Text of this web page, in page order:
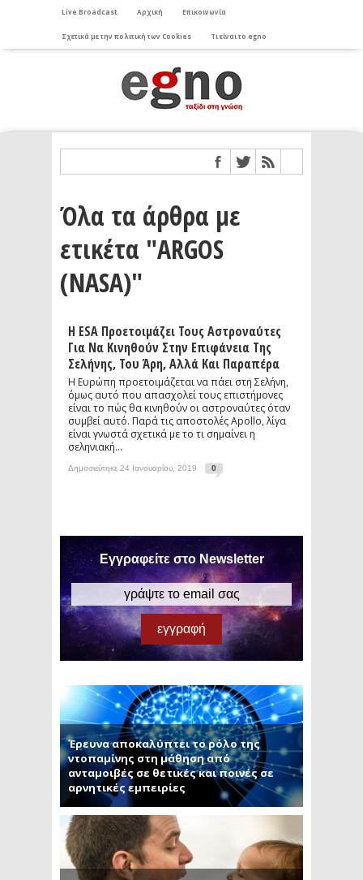
Live Broadcast Αρχική Επικοινωνία
Σχετικά με την πολιτική των Cookies Τι είναι το egno
Όλα τα άρθρα με
ετικέτα "ARGOS
(NASA)"
Η ESA Προετοιμάζει Τους Αστροναύτες
Για Να Κινηθούν Στην Επιφάνεια Της
Σελήνης, Του Άρη, Αλλά Και Παραπέρα
Η Ευρώπη προετοιμάζεται να πάει στη Σελήνη,
όμως αυτό που απασχολεί τους επιστήμονες
είναι το πώς θα κινηθούν οι αστροναύτες όταν
συμβεί αυτό. Παρά τις αποστολές Apollo, λίγα
είναι γνωστά σχετικά με το τι σημαίνει η
σεληνιακή...
Δημοσιεύτηκε 24 Ιανουαρίου, 2019 0
Εγγραφείτε στο Newsletter
Έρευνα αποκαλύπτει το ρόλο της
ντοπαμίνης στη μάθηση από
ανταμοιβές σε θετικές και ποινές σε
αρνητικές εμπειρίες